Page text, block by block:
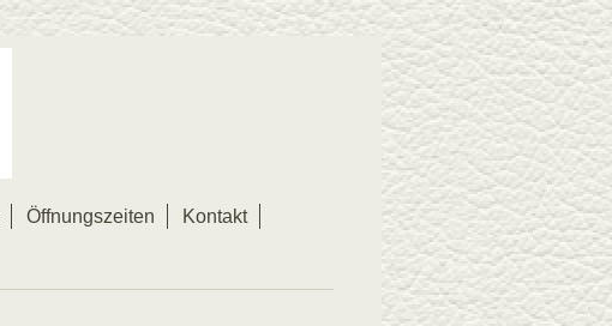
Öffnungszeiten
Kontakt